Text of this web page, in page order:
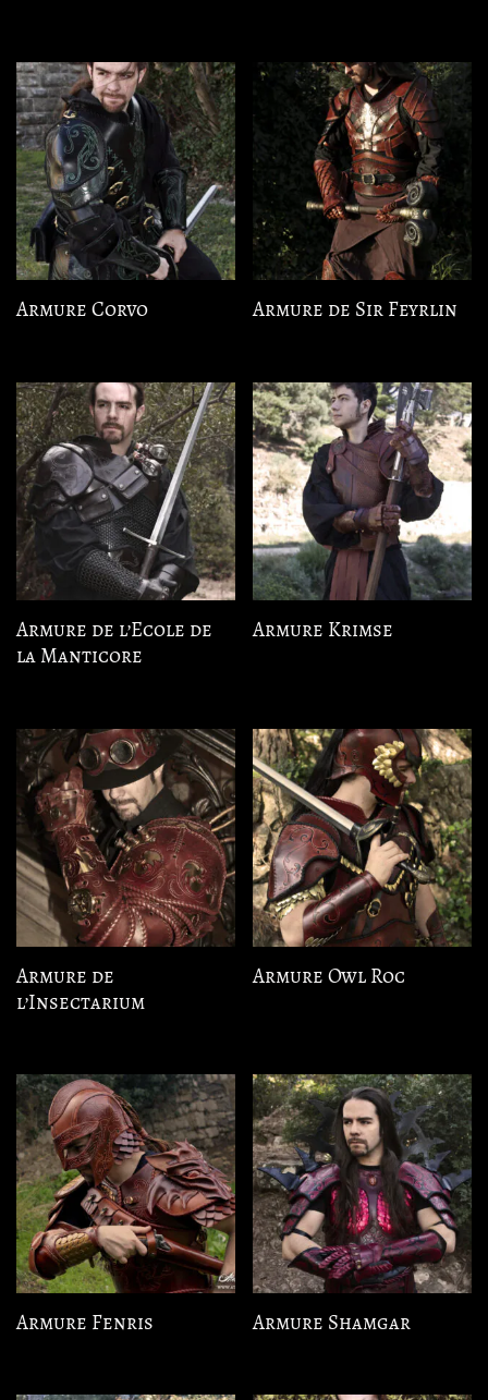
Armure Corvo Armure de Sir Feyrlin
Armure de l’Ecole de
la Manticore
Armure Krimse
Armure de
l’Insectarium
Armure Owl Roc
Armure Fenris Armure Shamgar